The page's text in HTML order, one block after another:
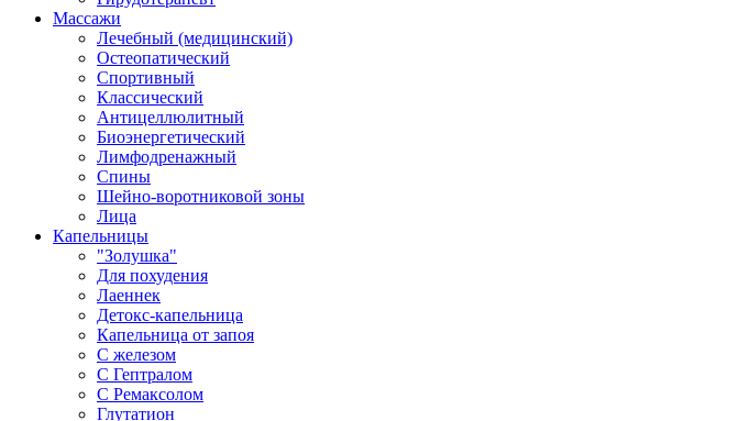
Массажи
Лечебный (медицинский)
Остеопатический
Спортивный
Классический
Антицеллюлитный
Биоэнергетический
Лимфодренажный
Спины
Шейно-воротниковой зоны
Лица
Капельницы
"Золушка"
Для похудения
Лаеннек
Детокс-капельница
Капельница от запоя
С железом
С Гептралом
С Ремаксолом
Глутатион